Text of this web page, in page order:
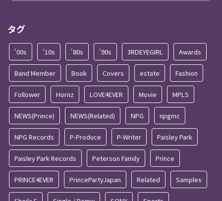
タグ
'00s '10s '80s '90s 3RDEYEGIRL Awards
Band Member Book Covers estate Fashion
Follower Hornz LOVE4EVER Movie MPLS
NEWS(Prince) NEWS(Related) NPG npgmc
NPG Records P-Produce P-Writer Paisley Park
Paisley Park Records Peterson Family Prince
PRINCE4EVER PrincePartyJapan Related Samples